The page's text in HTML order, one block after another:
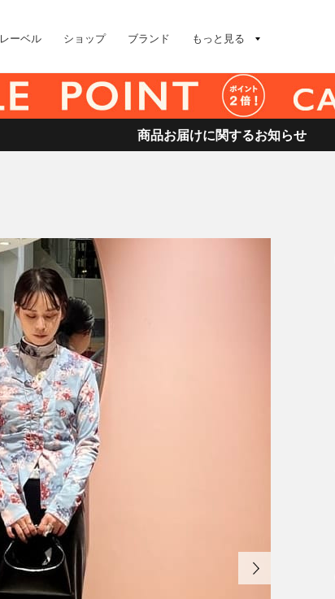
レーベル ショップ ブランド もっと見る
商品お届けに関するお知らせ